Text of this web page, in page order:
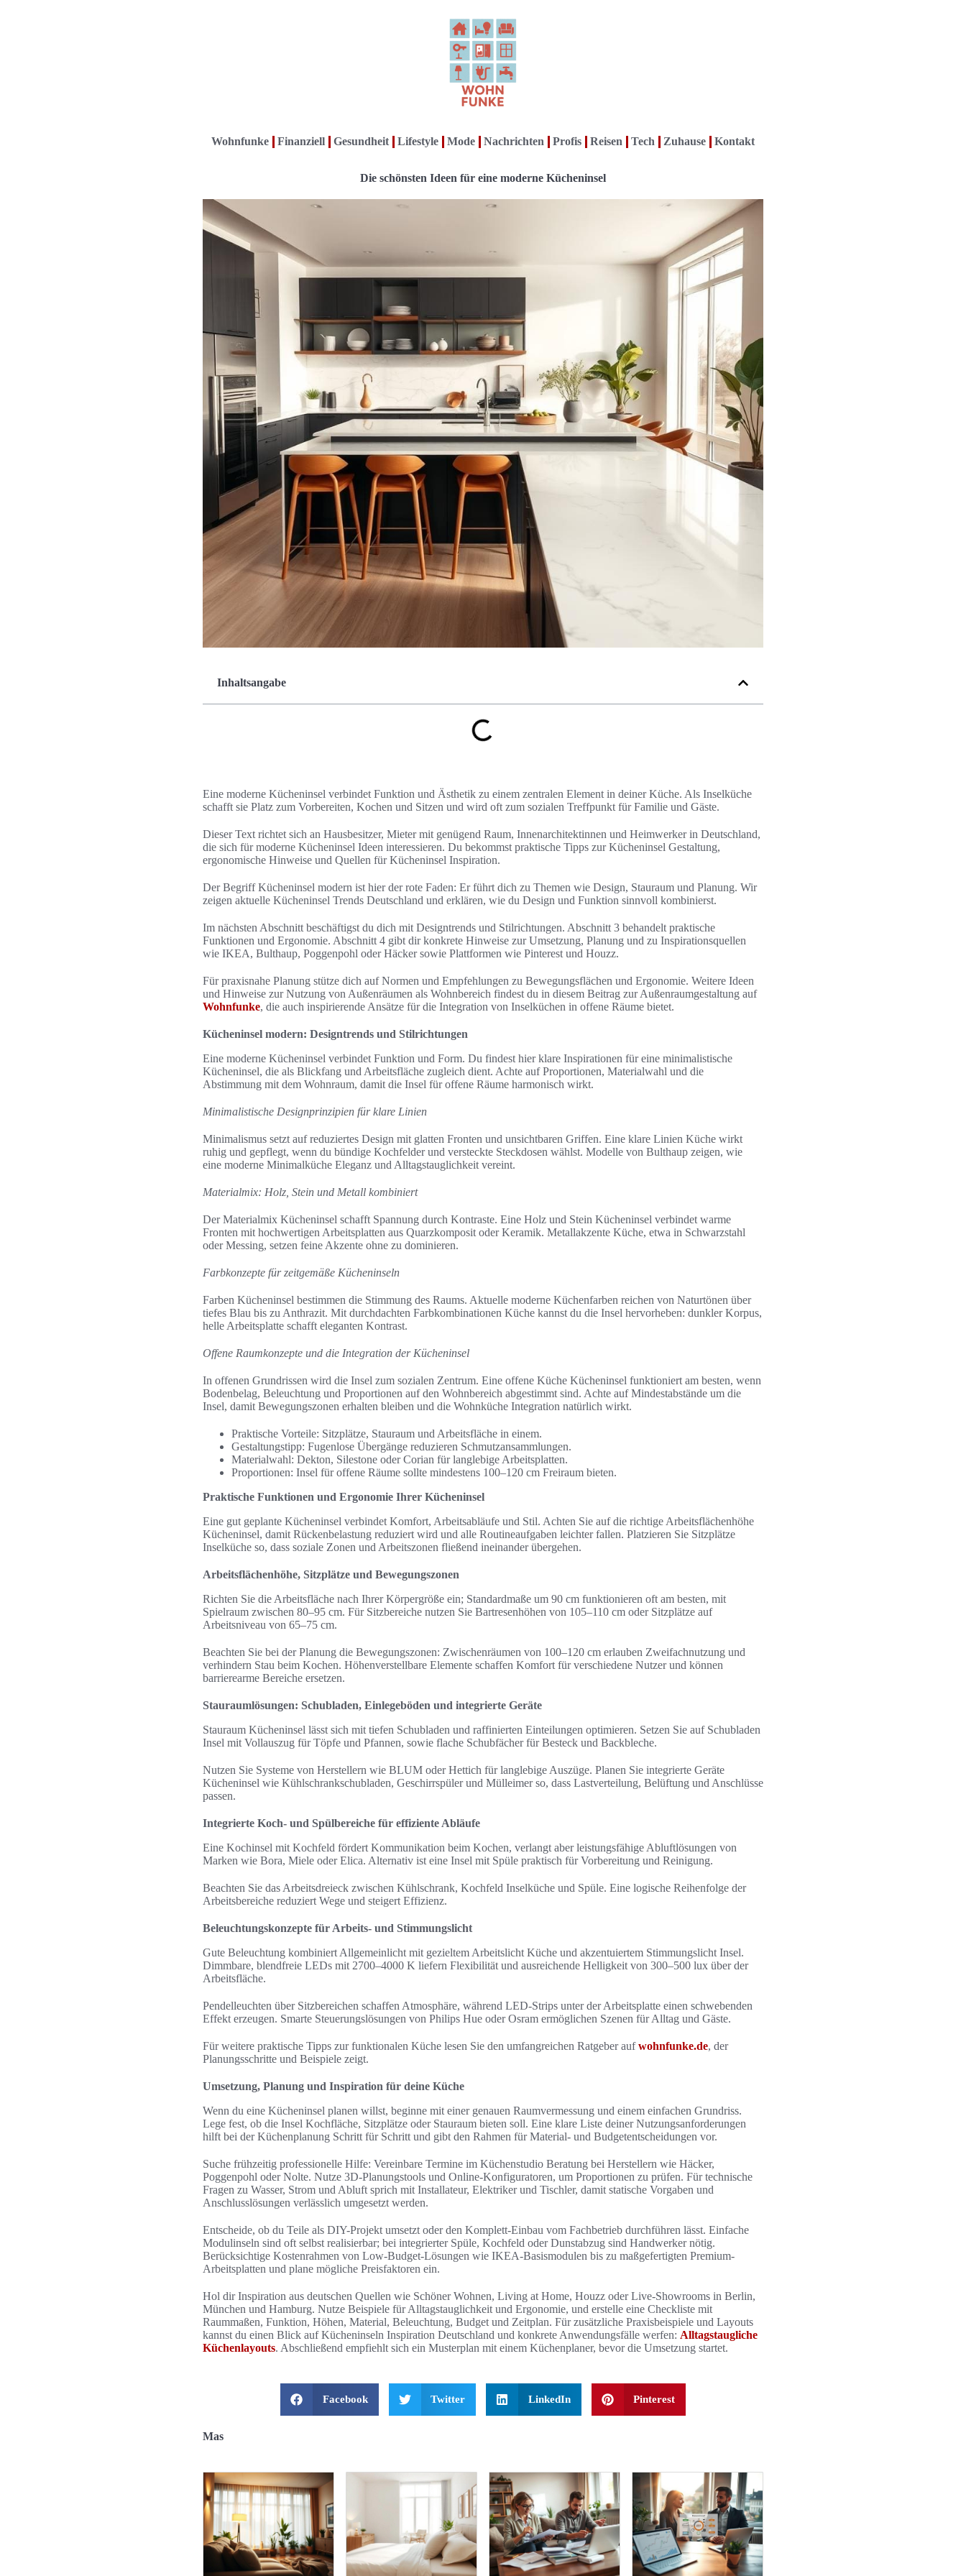
Wohnfunke Finanziell Gesundheit Lifestyle Mode Nachrichten Profis Reisen Tech Zuhause Kontakt
Die schönsten Ideen für eine moderne Kücheninsel
Inhaltsangabe
Eine moderne Kücheninsel verbindet Funktion und Ästhetik zu einem zentralen Element in deiner Küche. Als Inselküche
schafft sie Platz zum Vorbereiten, Kochen und Sitzen und wird oft zum sozialen Treffpunkt für Familie und Gäste.
Dieser Text richtet sich an Hausbesitzer, Mieter mit genügend Raum, Innenarchitektinnen und Heimwerker in Deutschland,
die sich für moderne Kücheninsel Ideen interessieren. Du bekommst praktische Tipps zur Kücheninsel Gestaltung,
ergonomische Hinweise und Quellen für Kücheninsel Inspiration.
Der Begriff Kücheninsel modern ist hier der rote Faden: Er führt dich zu Themen wie Design, Stauraum und Planung. Wir
zeigen aktuelle Kücheninsel Trends Deutschland und erklären, wie du Design und Funktion sinnvoll kombinierst.
Im nächsten Abschnitt beschäftigst du dich mit Designtrends und Stilrichtungen. Abschnitt 3 behandelt praktische
Funktionen und Ergonomie. Abschnitt 4 gibt dir konkrete Hinweise zur Umsetzung, Planung und zu Inspirationsquellen
wie IKEA, Bulthaup, Poggenpohl oder Häcker sowie Plattformen wie Pinterest und Houzz.
Für praxisnahe Planung stütze dich auf Normen und Empfehlungen zu Bewegungsflächen und Ergonomie. Weitere Ideen
und Hinweise zur Nutzung von Außenräumen als Wohnbereich findest du in diesem Beitrag zur Außenraumgestaltung auf
Wohnfunke, die auch inspirierende Ansätze für die Integration von Inselküchen in offene Räume bietet.
Kücheninsel modern: Designtrends und Stilrichtungen
Eine moderne Kücheninsel verbindet Funktion und Form. Du findest hier klare Inspirationen für eine minimalistische
Kücheninsel, die als Blickfang und Arbeitsfläche zugleich dient. Achte auf Proportionen, Materialwahl und die
Abstimmung mit dem Wohnraum, damit die Insel für offene Räume harmonisch wirkt.
Minimalistische Designprinzipien für klare Linien
Minimalismus setzt auf reduziertes Design mit glatten Fronten und unsichtbaren Griffen. Eine klare Linien Küche wirkt
ruhig und gepflegt, wenn du bündige Kochfelder und versteckte Steckdosen wählst. Modelle von Bulthaup zeigen, wie
eine moderne Minimalküche Eleganz und Alltagstauglichkeit vereint.
Materialmix: Holz, Stein und Metall kombiniert
Der Materialmix Kücheninsel schafft Spannung durch Kontraste. Eine Holz und Stein Kücheninsel verbindet warme
Fronten mit hochwertigen Arbeitsplatten aus Quarzkomposit oder Keramik. Metallakzente Küche, etwa in Schwarzstahl
oder Messing, setzen feine Akzente ohne zu dominieren.
Farbkonzepte für zeitgemäße Kücheninseln
Farben Kücheninsel bestimmen die Stimmung des Raums. Aktuelle moderne Küchenfarben reichen von Naturtönen über
tiefes Blau bis zu Anthrazit. Mit durchdachten Farbkombinationen Küche kannst du die Insel hervorheben: dunkler Korpus,
helle Arbeitsplatte schafft eleganten Kontrast.
Offene Raumkonzepte und die Integration der Kücheninsel
In offenen Grundrissen wird die Insel zum sozialen Zentrum. Eine offene Küche Kücheninsel funktioniert am besten, wenn
Bodenbelag, Beleuchtung und Proportionen auf den Wohnbereich abgestimmt sind. Achte auf Mindestabstände um die
Insel, damit Bewegungszonen erhalten bleiben und die Wohnküche Integration natürlich wirkt.
Praktische Vorteile: Sitzplätze, Stauraum und Arbeitsfläche in einem.
Gestaltungstipp: Fugenlose Übergänge reduzieren Schmutzansammlungen.
Materialwahl: Dekton, Silestone oder Corian für langlebige Arbeitsplatten.
Proportionen: Insel für offene Räume sollte mindestens 100–120 cm Freiraum bieten.
Praktische Funktionen und Ergonomie Ihrer Kücheninsel
Eine gut geplante Kücheninsel verbindet Komfort, Arbeitsabläufe und Stil. Achten Sie auf die richtige Arbeitsflächenhöhe
Kücheninsel, damit Rückenbelastung reduziert wird und alle Routineaufgaben leichter fallen. Platzieren Sie Sitzplätze
Inselküche so, dass soziale Zonen und Arbeitszonen fließend ineinander übergehen.
Arbeitsflächenhöhe, Sitzplätze und Bewegungszonen
Richten Sie die Arbeitsfläche nach Ihrer Körpergröße ein; Standardmaße um 90 cm funktionieren oft am besten, mit
Spielraum zwischen 80–95 cm. Für Sitzbereiche nutzen Sie Bartresenhöhen von 105–110 cm oder Sitzplätze auf
Arbeitsniveau von 65–75 cm.
Beachten Sie bei der Planung die Bewegungszonen: Zwischenräumen von 100–120 cm erlauben Zweifachnutzung und
verhindern Stau beim Kochen. Höhenverstellbare Elemente schaffen Komfort für verschiedene Nutzer und können
barrierearme Bereiche ersetzen.
Stauraumlösungen: Schubladen, Einlegeböden und integrierte Geräte
Stauraum Kücheninsel lässt sich mit tiefen Schubladen und raffinierten Einteilungen optimieren. Setzen Sie auf Schubladen
Insel mit Vollauszug für Töpfe und Pfannen, sowie flache Schubfächer für Besteck und Backbleche.
Nutzen Sie Systeme von Herstellern wie BLUM oder Hettich für langlebige Auszüge. Planen Sie integrierte Geräte
Kücheninsel wie Kühlschrankschubladen, Geschirrspüler und Mülleimer so, dass Lastverteilung, Belüftung und Anschlüsse
passen.
Integrierte Koch- und Spülbereiche für effiziente Abläufe
Eine Kochinsel mit Kochfeld fördert Kommunikation beim Kochen, verlangt aber leistungsfähige Abluftlösungen von
Marken wie Bora, Miele oder Elica. Alternativ ist eine Insel mit Spüle praktisch für Vorbereitung und Reinigung.
Beachten Sie das Arbeitsdreieck zwischen Kühlschrank, Kochfeld Inselküche und Spüle. Eine logische Reihenfolge der
Arbeitsbereiche reduziert Wege und steigert Effizienz.
Beleuchtungskonzepte für Arbeits- und Stimmungslicht
Gute Beleuchtung kombiniert Allgemeinlicht mit gezieltem Arbeitslicht Küche und akzentuiertem Stimmungslicht Insel.
Dimmbare, blendfreie LEDs mit 2700–4000 K liefern Flexibilität und ausreichende Helligkeit von 300–500 lux über der
Arbeitsfläche.
Pendelleuchten über Sitzbereichen schaffen Atmosphäre, während LED-Strips unter der Arbeitsplatte einen schwebenden
Effekt erzeugen. Smarte Steuerungslösungen von Philips Hue oder Osram ermöglichen Szenen für Alltag und Gäste.
Für weitere praktische Tipps zur funktionalen Küche lesen Sie den umfangreichen Ratgeber aufwohnfunke.de, der
Planungsschritte und Beispiele zeigt.
Umsetzung, Planung und Inspiration für deine Küche
Wenn du eine Kücheninsel planen willst, beginne mit einer genauen Raumvermessung und einem einfachen Grundriss.
Lege fest, ob die Insel Kochfläche, Sitzplätze oder Stauraum bieten soll. Eine klare Liste deiner Nutzungsanforderungen
hilft bei der Küchenplanung Schritt für Schritt und gibt den Rahmen für Material- und Budgetentscheidungen vor.
Suche frühzeitig professionelle Hilfe: Vereinbare Termine im Küchenstudio Beratung bei Herstellern wie Häcker,
Poggenpohl oder Nolte. Nutze 3D-Planungstools und Online-Konfiguratoren, um Proportionen zu prüfen. Für technische
Fragen zu Wasser, Strom und Abluft sprich mit Installateur, Elektriker und Tischler, damit statische Vorgaben und
Anschlusslösungen verlässlich umgesetzt werden.
Entscheide, ob du Teile als DIY-Projekt umsetzt oder den Komplett-Einbau vom Fachbetrieb durchführen lässt. Einfache
Modulinseln sind oft selbst realisierbar; bei integrierter Spüle, Kochfeld oder Dunstabzug sind Handwerker nötig.
Berücksichtige Kostenrahmen von Low-Budget-Lösungen wie IKEA-Basismodulen bis zu maßgefertigten Premium-
Arbeitsplatten und plane mögliche Preisfaktoren ein.
Hol dir Inspiration aus deutschen Quellen wie Schöner Wohnen, Living at Home, Houzz oder Live-Showrooms in Berlin,
München und Hamburg. Nutze Beispiele für Alltagstauglichkeit und Ergonomie, und erstelle eine Checkliste mit
Raummaßen, Funktion, Höhen, Material, Beleuchtung, Budget und Zeitplan. Für zusätzliche Praxisbeispiele und Layouts
kannst du einen Blick auf Kücheninseln Inspiration Deutschland und konkrete Anwendungsfälle werfen: Alltagstaugliche
Küchenlayouts. Abschließend empfiehlt sich ein Musterplan mit einem Küchenplaner, bevor die Umsetzung startet.
Facebook Twitter LinkedIn Pinterest
Mas